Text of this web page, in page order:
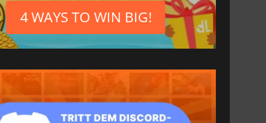
4 WAYS TO WIN BIG!